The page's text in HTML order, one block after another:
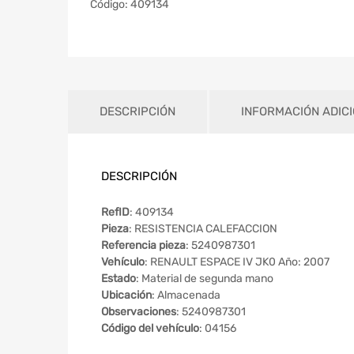
Código: 409134
DESCRIPCIÓN INFORMACIÓN
DESCRIPCIÓN
RefID: 409134
Pieza: RESISTENCIA CALEFACCION
Referencia pieza: 5240987301
Vehículo: RENAULT ESPACE IV JK0 Año: 2007
Estado: Material de segunda mano
Ubicación: Almacenada
Observaciones: 5240987301
Código del vehículo: 04156